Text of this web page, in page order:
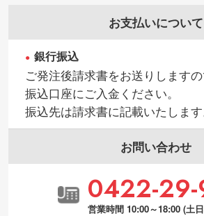
お支払いについて
銀行振込
ご発注後請求書をお送りします
振込口座にご入金ください。
振込先は請求書に記載いたします
お問い合わせ
0422-29-
営業時間 10:00～18:00 (土